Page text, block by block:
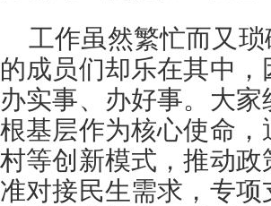
工作虽然繁忙而又
的成员们却乐在其中
办实事、办好事。大
根基层作为核心使命
村等创新模式，推动
准对接民生需求，专